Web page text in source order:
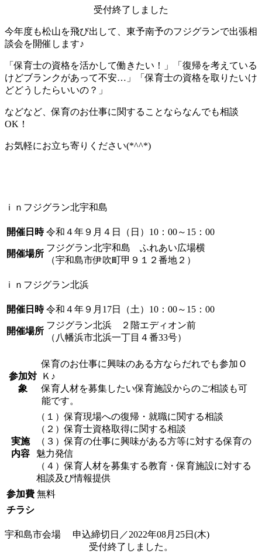
受付終了しました
今年度も松山を飛び出して、東予南予のフジグランで出張相
談会を開催します♪
「保育士の資格を活かして働きたい！」「復帰を考えている
けどブランクがあって不安…」「保育士の資格を取りたいけ
どどうしたらいいの？」
などなど、保育のお仕事に関することならなんでも相談
OK！
お気軽にお立ち寄りください(*^^*)
ｉｎフジグラン北宇和島
開催日時 令和４年９月４日（日）10：00～15：00
開催場所
フジグラン北宇和島 ふれあい広場横
（宇和島市伊吹町甲９１２番地２）
ｉｎフジグラン北浜
開催日時 令和４年９月17日（土）10：00～15：00
開催場所
フジグラン北浜 ２階エディオン前
（八幡浜市北浜一丁目４番33号）
参加対
象
保育のお仕事に興味のある方ならだれでも参加Ｏ
Ｋ♪
保育人材を募集したい保育施設からのご相談も可
能です。
実施
内容
（１）保育現場への復帰・就職に関する相談
（２）保育士資格取得に関する相談
（３）保育の仕事に興味がある方等に対する保育の
魅力発信
（４）保育人材を募集する教育・保育施設に対する
相談及び情報提供
参加費 無料
チラシ
宇和島市会場 申込締切日／2022年08月25日(木)
受付終了しました。